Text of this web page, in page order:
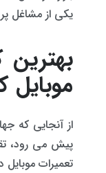
یکی از مشاغل
بهترین
از آنجایی که
پیش می رود،
تعمیرات